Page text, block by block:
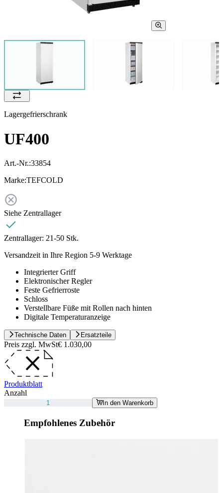
Lagergefrierschrank
UF400
Art.-Nr.:33854
Marke:TEFCOLD
Siehe Zentrallager
Zentrallager: 21-50 Stk.
Versandzeit in Ihre Region 5-9 Werktage
Integrierter Griff
Elektronischer Regler
Feste Gefrierroste
Schloss
Verstellbare Füße mit Rollen nach hinten
Digitale Temperaturanzeige
Technische Daten Ersatzteile
Preis zzgl. MwSt€ 1.030,00
Produktblatt
Anzahl
In den Warenkorb
Empfohlenes Zubehör